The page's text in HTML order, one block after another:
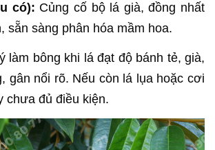
có): Củng cố bộ lá già, đồng nhất
sẵn sàng phân hóa mầm hoa.
làm bông khi lá đạt độ bánh tẻ, già,
gân nổi rõ. Nếu còn lá lụa hoặc cơi
chưa đủ điều kiện.